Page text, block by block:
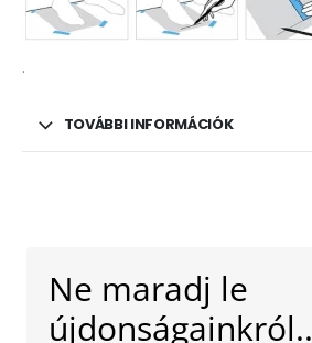
.
TOVÁBBI INFORMÁCIÓK
Ne maradj le
újdonságainkról..